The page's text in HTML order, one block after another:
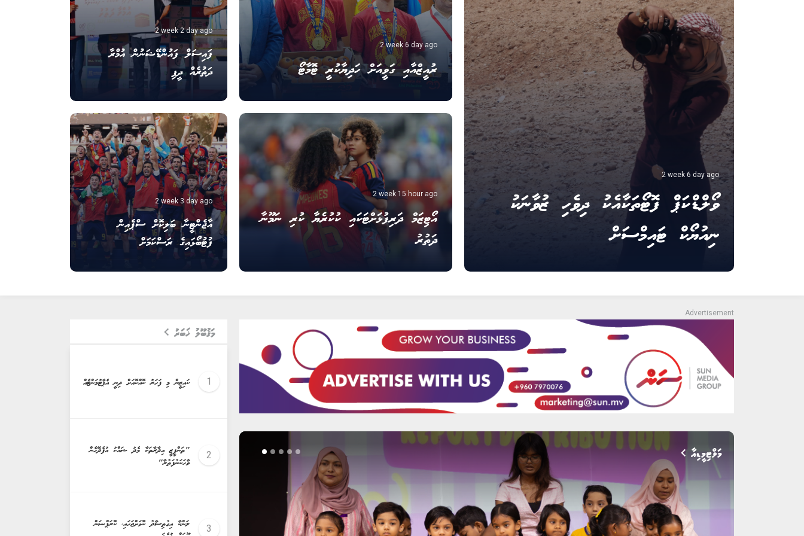
2 week 6 day ago
ވޯލްޑްކަޕް ފޮޓޯތަކާއެކު ދިވެހި ޒުވާނަކު
ނިއުޔޯކް ޓައިމްސަށް
2 week 6 day ago
ރުއީޒްއާއި ގަވީއަށް ހަދިޔާކުރީ ޓޮމާޓޯ
2 week 15 hour ago
އޯޓިޒަމް ދަރިފުޅަށްޓަކައި ކުކުރެޔާ ކުރި ނަމޫނާ
ދަތުރު
2 week 2 day ago
ފައިސަލް ފައުންޑޭޝަނުން އުމްރާ
ދަތުރެއް ދީފި
2 week 3 day ago
އާޖެންޓީނާ ބަލިކޮށް ސްޕެއިން
ފުޓުބޯޅައިގެ ރަސްކަމަށް
މަލްޓިމީޑިއާ
މަޤުބޫލު ޚަބަރު
ކައިޒީން މި ފަހަރު ކޮއްކޮއަށް ދިނީ އެޕާޓުމަންޓެއް
"ތަންފީޒީ އިދާރާތަކާ މެދު ޝައްކު އުފެދޭހެން
ވާހަކަނުފަތުރާ"
ލަންކާ އިގުތިސާދު ކޮޅަށްޖަހައި، ކޮރަޕްޝަން